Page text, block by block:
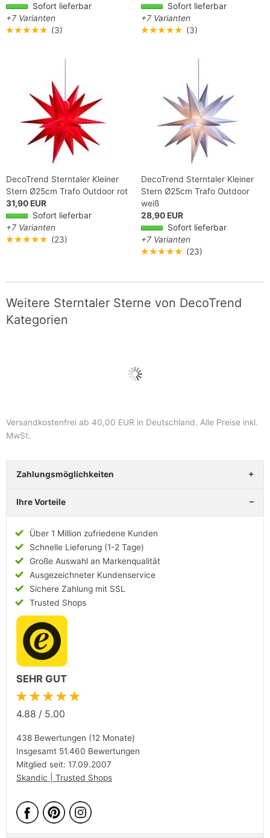
Sofort lieferbar
+7 Varianten
★★★★★ (3)
Sofort lieferbar
+7 Varianten
★★★★★ (3)
DecoTrend Sterntaler Kleiner
Stern Ø25cm Trafo Outdoor rot
31,90 EUR
Sofort lieferbar
+7 Varianten
★★★★★ (23)
DecoTrend Sterntaler Kleiner
Stern Ø25cm Trafo Outdoor
weiß
28,90 EUR
Sofort lieferbar
+7 Varianten
★★★★★ (23)
Weitere Sterntaler Sterne von DecoTrend
Kategorien
Versandkostenfrei ab 40,00 EUR in Deutschland. Alle Preise inkl.
MwSt.
Zahlungsmöglichkeiten
Ihre Vorteile
Über 1 Million zufriedene Kunden
Schnelle Lieferung (1-2 Tage)
Große Auswahl an Markenqualität
Ausgezeichneter Kundenservice
Sichere Zahlung mit SSL
Trusted Shops
SEHR GUT
★★★★★
4.88 / 5.00
438 Bewertungen (12 Monate)
Insgesamt 51.460 Bewertungen
Mitglied seit: 17.09.2007
Skandic | Trusted Shops